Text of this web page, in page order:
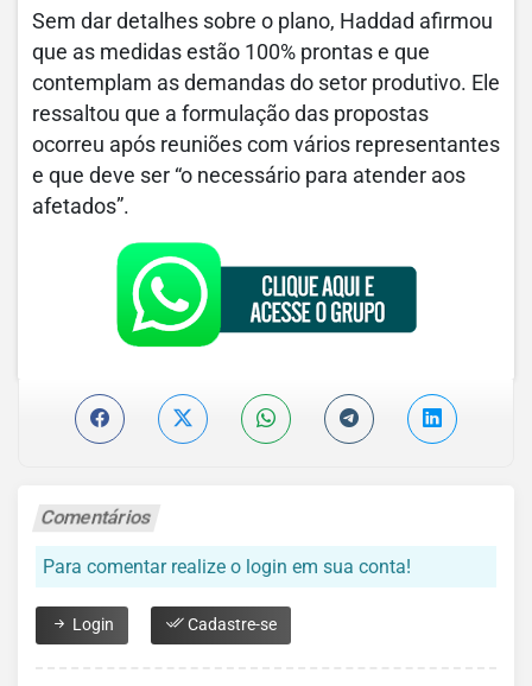
Sem dar detalhes sobre o plano, Haddad afirmou
que as medidas estão 100% prontas e que
contemplam as demandas do setor produtivo. Ele
ressaltou que a formulação das propostas
ocorreu após reuniões com vários representantes
e que deve ser “o necessário para atender aos
afetados”.
Comentários
Para comentar realize o login em sua conta!
Login Cadastre-se